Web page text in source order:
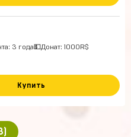
3 года💵Донат: 1000R$
Купить